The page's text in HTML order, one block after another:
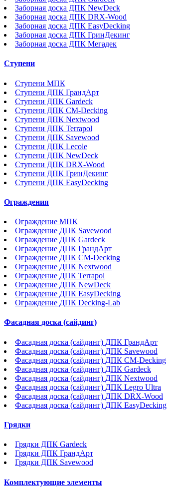
Заборная доска ДПК NewDeck
Заборная доска ДПК DRX-Wood
Заборная доска ДПК EasyDecking
Заборная доска ДПК ГринДекинг
Заборная доска ДПК Мегадек
Ступени
Ступени МПК
Ступени ДПК ГрандАрт
Ступени ДПК Gardeck
Ступени ДПК CM-Decking
Ступени ДПК Nextwood
Ступени ДПК Terrapol
Ступени ДПК Savewood
Ступени ДПК Lecole
Ступени ДПК NewDeck
Ступени ДПК DRX-Wood
Ступени ДПК ГринДекинг
Ступени ДПК EasyDecking
Ограждения
Ограждение МПК
Ограждение ДПК Savewood
Ограждение ДПК Gardeck
Ограждение ДПК ГрандАрт
Ограждение ДПК CM-Decking
Ограждение ДПК Nextwood
Ограждение ДПК Terrapol
Ограждение ДПК NewDeck
Ограждение ДПК EasyDecking
Ограждение ДПК Decking-Lab
Фасадная доска (сайдинг)
Фасадная доска (сайдинг) ДПК ГрандАрт
Фасадная доска (сайдинг) ДПК Savewood
Фасадная доска (сайдинг) ДПК CM-Decking
Фасадная доска (сайдинг) ДПК Gardeck
Фасадная доска (сайдинг) ДПК Nextwood
Фасадная доска (сайдинг) ДПК Legro Ultra
Фасадная доска (сайдинг) ДПК DRX-Wood
Фасадная доска (сайдинг) ДПК EasyDecking
Грядки
Грядки ДПК Gardeck
Грядки ДПК ГрандАрт
Грядки ДПК Savewood
Комплектующие элементы